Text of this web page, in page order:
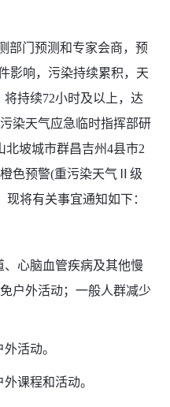
门预测和专家会商，预
影响，污染持续累积，天
持续72小时及以上，达
染天气应急临时指挥部研
北坡城市群昌吉州4县市2
色预警(重污染天气Ⅱ级
将有关事宜通知如下：
心脑血管疾病及其他慢
户外活动；一般人群减少
活动。
课程和活动。